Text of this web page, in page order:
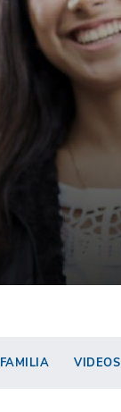
FAMILIA VIDEOS